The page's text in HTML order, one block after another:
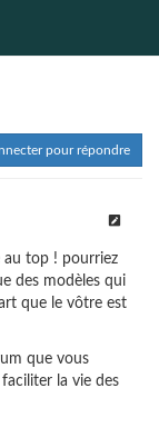
pour répondre
au top ! pourriez
des modèles qui
que le vôtre est
que vous
la vie des